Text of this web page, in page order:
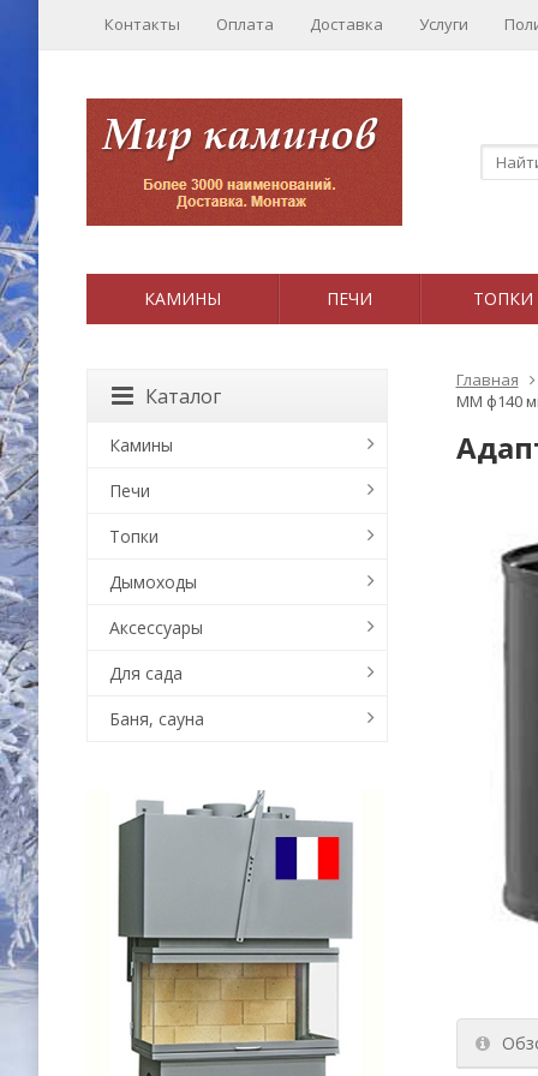
Контакты Оплата Доставка Услуги
КАМИНЫ ПЕЧИ ТОПКИ
Главная
ММ ф140
Каталог
Камины
Печи
Топки
Дымоходы
Аксессуары
Для сада
Баня, сауна